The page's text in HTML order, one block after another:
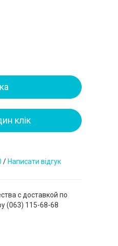
клік
/ Написати відгук
с доставкой по
(‎063) 115-68-68